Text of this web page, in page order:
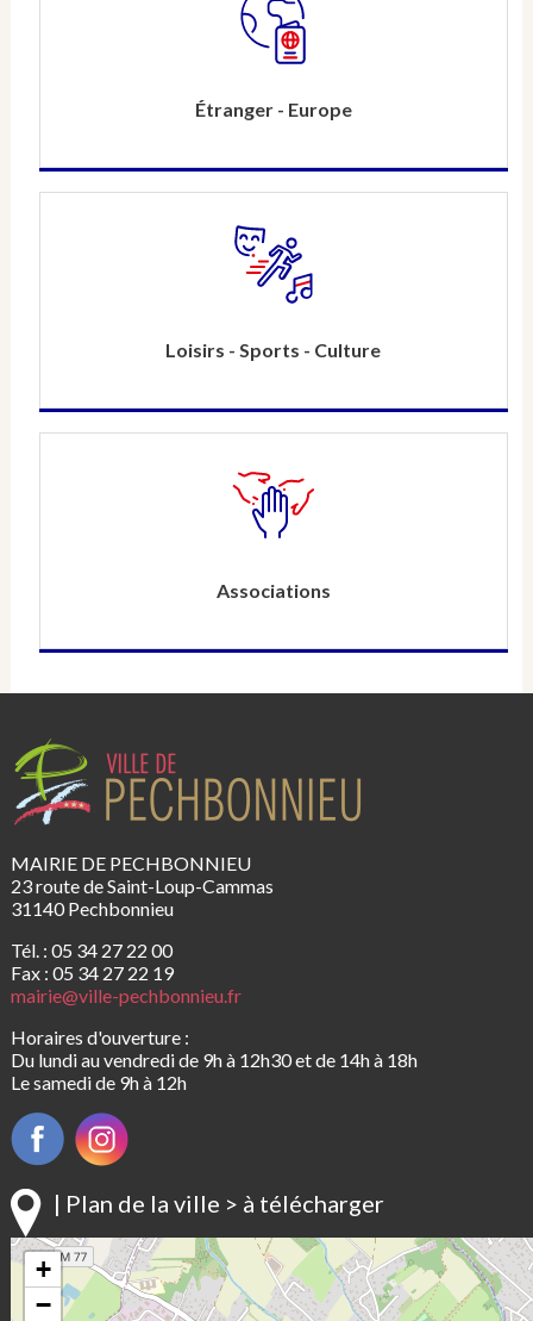
Étranger - Europe
Loisirs - Sports - Culture
Associations
MAIRIE DE PECHBONNIEU
23 route de Saint-Loup-Cammas
31140 Pechbonnieu
Tél. : 05 34 27 22 00
Fax : 05 34 27 22 19
mairie@ville-pechbonnieu.fr
Horaires d'ouverture :
Du lundi au vendredi de 9h à 12h30 et de 14h à 18h
Le samedi de 9h à 12h
| Plan de la ville > à télécharger
+
−